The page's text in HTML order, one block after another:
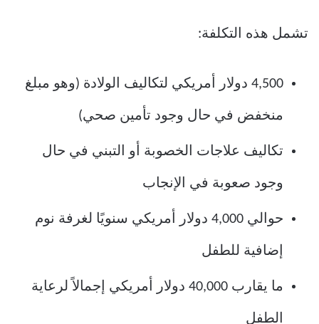
تشمل هذه التكلفة:
4,500 دولار أمريكي لتكاليف الولادة (وهو مبلغ
منخفض في حال وجود تأمين صحي)
تكاليف علاجات الخصوبة أو التبني في حال
وجود صعوبة في الإنجاب
حوالي 4,000 دولار أمريكي سنويًا لغرفة نوم
إضافية للطفل
ما يقارب 40,000 دولار أمريكي إجمالاً لرعاية
الطفل